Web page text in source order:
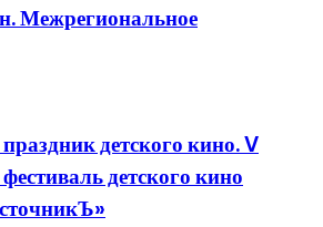
Межрегиональное
детского кино. V
детского кино